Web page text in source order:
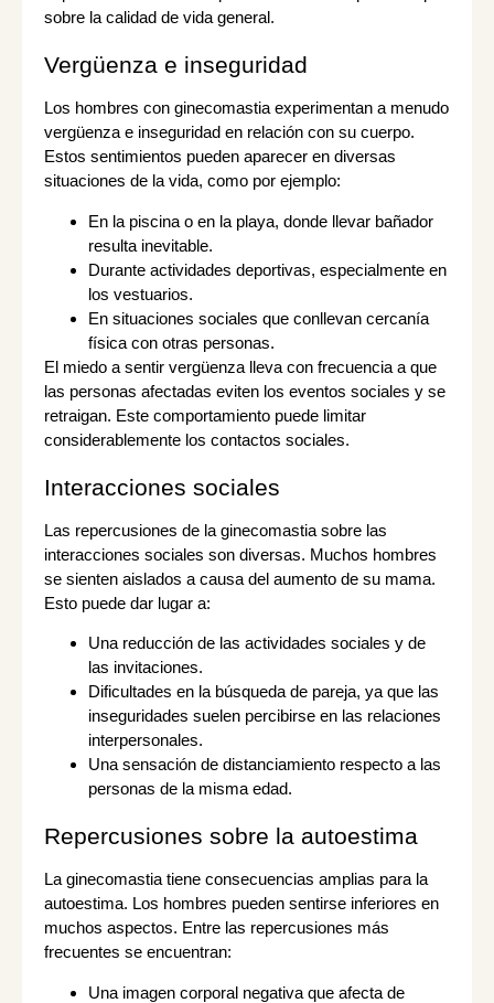
sobre la calidad de vida general.
Vergüenza e inseguridad
Los hombres con ginecomastia experimentan a menudo
vergüenza e inseguridad en relación con su cuerpo.
Estos sentimientos pueden aparecer en diversas
situaciones de la vida, como por ejemplo:
En la piscina o en la playa, donde llevar bañador
resulta inevitable.
Durante actividades deportivas, especialmente en
los vestuarios.
En situaciones sociales que conllevan cercanía
física con otras personas.
El miedo a sentir vergüenza lleva con frecuencia a que
las personas afectadas eviten los eventos sociales y se
retraigan. Este comportamiento puede limitar
considerablemente los contactos sociales.
Interacciones sociales
Las repercusiones de la ginecomastia sobre las
interacciones sociales son diversas. Muchos hombres
se sienten aislados a causa del aumento de su mama.
Esto puede dar lugar a:
Una reducción de las actividades sociales y de
las invitaciones.
Dificultades en la búsqueda de pareja, ya que las
inseguridades suelen percibirse en las relaciones
interpersonales.
Una sensación de distanciamiento respecto a las
personas de la misma edad.
Repercusiones sobre la autoestima
La ginecomastia tiene consecuencias amplias para la
autoestima. Los hombres pueden sentirse inferiores en
muchos aspectos. Entre las repercusiones más
frecuentes se encuentran:
Una imagen corporal negativa que afecta de